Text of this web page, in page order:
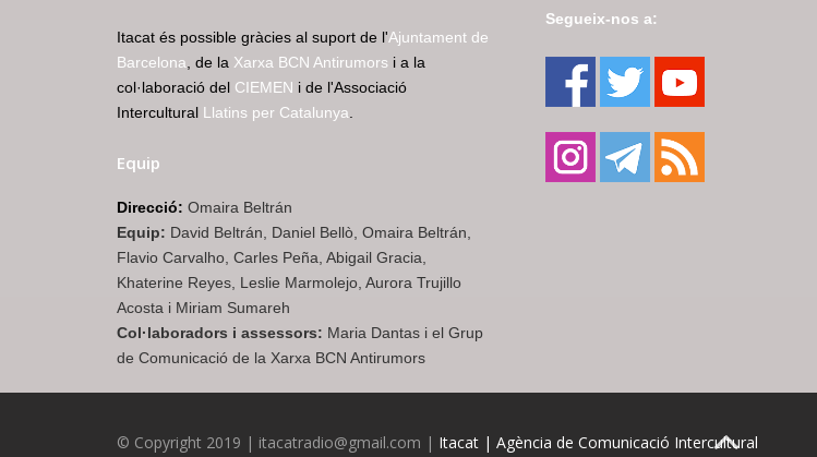
Itacat és possible gràcies al suport de l'Ajuntament de
Barcelona , de la Xarxa BCN Antirumors i a la
col·laboració del CIEMEN i de l'Associació
Intercultural Llatins per Catalunya
Equip
Direcció: Omaira Beltrán
Equip: David Beltrán, Daniel Bellò, Omaira Beltrán,
Flavio Carvalho, Carles Peña, Abigail Gracia,
Khaterine Reyes, Leslie Marmolejo, Aurora Trujillo
Acosta i Miriam Sumareh
Col·laboradors i assessors: Maria Dantas i el Grup
de Comunicació de la Xarxa BCN Antirumors
Segueix-nos a:
© Copyright 2019 | itacatradio@gmail.com | Itacat | Agència de Comunicació Intercultural
BACK TO TOP